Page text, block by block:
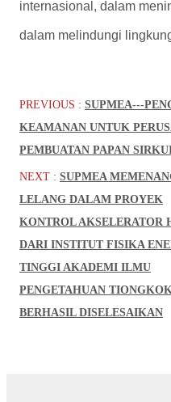
internasional, dalam
dalam melindungi
PREVIOUS : SUPMEA---
KEAMANAN UNTUK
PEMBUATAN PAPAN
NEXT : SUPMEA
LELANG DALAM PROYEK
KONTROL AKSELERATOR
DARI INSTITUT FISIKA
TINGGI AKADEMI ILMU
PENGETAHUAN
BERHASIL DISELESAIKAN